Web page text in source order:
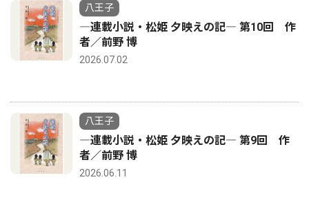
八王子
―連載小説・松姫 夕映えの記― 第10回 作
者／前野 博
2026.07.02
八王子
―連載小説・松姫 夕映えの記― 第9回 作
者／前野 博
2026.06.11